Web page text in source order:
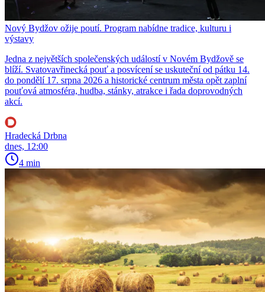
Nový Bydžov ožije poutí. Program nabídne tradice, kulturu i
výstavy
Jedna z největších společenských událostí v Novém Bydžově se
blíží. Svatovavřinecká pouť a posvícení se uskuteční od pátku 14.
do pondělí 17. srpna 2026 a historické centrum města opět zaplní
pouťová atmosféra, hudba, stánky, atrakce i řada doprovodných
akcí.
Hradecká Drbna
dnes, 12:00
4 min